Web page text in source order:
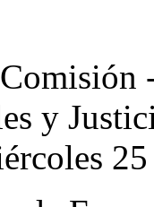
y